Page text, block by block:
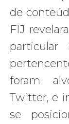
de
FIJ
particular
foram
Twitter, e
se